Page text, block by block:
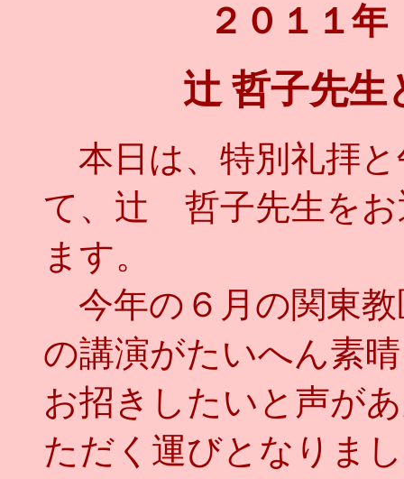
２０１１
辻 哲子先生
本日は、特別礼拝と
て、辻 哲子先生をお
ます。
今年の６月の関東教
の講演がたいへん素
お招きしたいと声が
ただく運びとなりま